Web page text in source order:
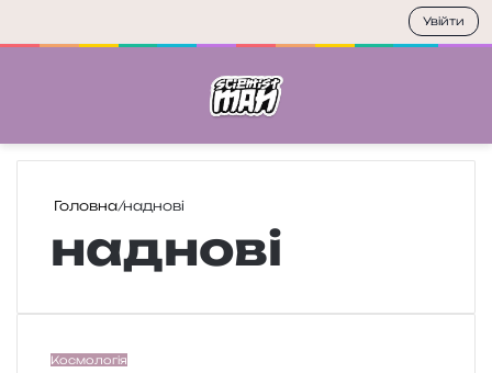
Головна/наднові
наднові
Я
Космологія
Увійти